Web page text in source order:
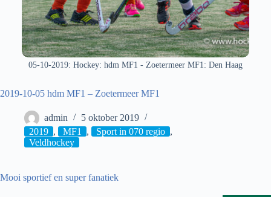
05-10-2019: Hockey: hdm MF1 - Zoetermeer MF1: Den Haag
2019-10-05 hdm MF1 – Zoetermeer MF1
admin
5 oktober 2019
2019 , MF1 , Sport in 070 regio ,
Veldhockey
Mooi sportief en super fanatiek